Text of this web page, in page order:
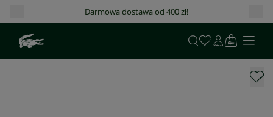
Darmowa dostawa od 400 zł!